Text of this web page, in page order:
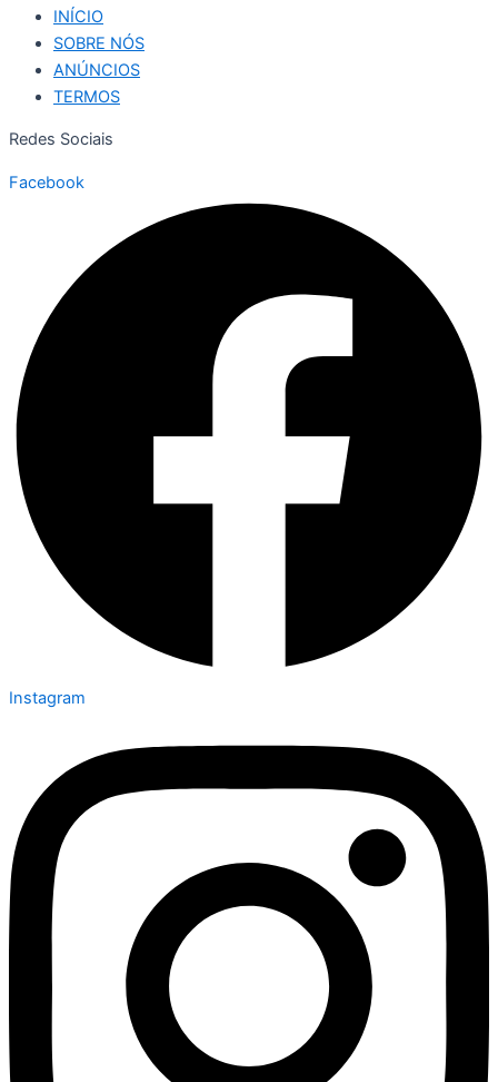
INÍCIO
SOBRE NÓS
ANÚNCIOS
TERMOS
Redes Sociais
Facebook
Instagram